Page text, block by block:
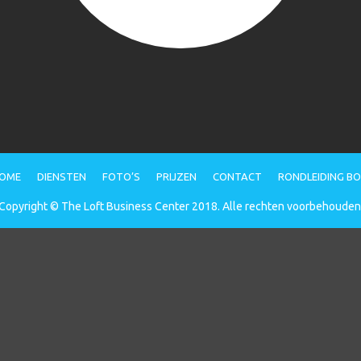
DIENSTEN FOTO’S PRIJZEN CONTACT RONDLEIDING
© The Loft Business Center 2018. Alle rechten